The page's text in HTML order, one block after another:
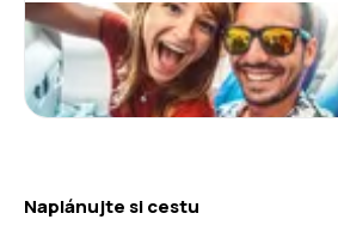
Naplánujte si cestu